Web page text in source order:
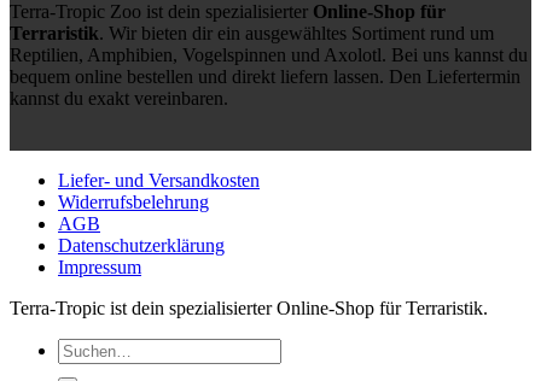
Terra-Tropic Zoo ist dein spezialisierter Online-Shop für
Terraristik. Wir bieten dir ein ausgewähltes Sortiment rund um
Reptilien, Amphibien, Vogelspinnen und Axolotl. Bei uns kannst du
bequem online bestellen und direkt liefern lassen. Den Liefertermin
kannst du exakt vereinbaren.
Liefer- und Versandkosten
Widerrufsbelehrung
AGB
Datenschutzerklärung
Impressum
Terra-Tropic ist dein spezialisierter Online-Shop für Terraristik.
Suchen
nach: